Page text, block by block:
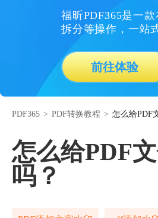
福昕PDF365是一
拆分等操作，一站
前往体验
PDF365 > PDF转换教程 > 怎么给PDF
怎么给PDF
吗？